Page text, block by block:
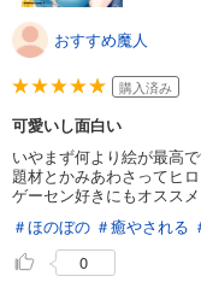
おすすめ魔人
購入済み
可愛いし面白い
いやまず何より絵が最高で
題材とかみあわさってヒ
ゲーセン好きにもオススメ
＃ほのぼの ＃癒やされる
0